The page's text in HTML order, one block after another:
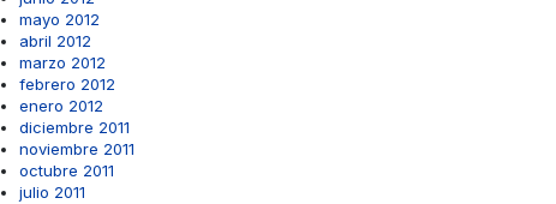
mayo 2012
abril 2012
marzo 2012
febrero 2012
enero 2012
diciembre 2011
noviembre 2011
octubre 2011
julio 2011